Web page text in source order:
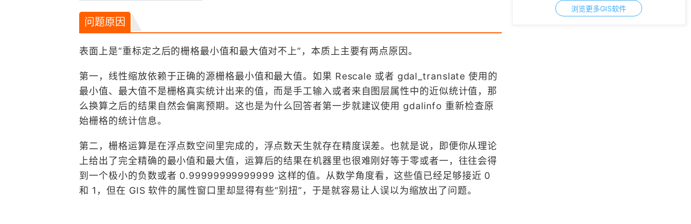
问题原因
表面上是“重标定之后的栅格最小值和最大值对不上”，本质上主要有两点原因。
第一，线性缩放依赖于正确的源栅格最小值和最大值。如果 Rescale 或者 gdal_translate 使用的
最小值、最大值不是栅格真实统计出来的值，而是手工输入或者来自图层属性中的近似统计值，那
么换算之后的结果自然会偏离预期。这也是为什么回答者第一步就建议使用 gdalinfo 重新检查原
始栅格的统计信息。
第二，栅格运算是在浮点数空间里完成的，浮点数天生就存在精度误差。也就是说，即便你从理论
上给出了完全精确的最小值和最大值，运算后的结果在机器里也很难刚好等于零或者一，往往会得
到一个极小的负数或者 0.99999999999999 这样的值。从数学角度看，这些值已经足够接近 0
和 1，但在 GIS 软件的属性窗口里却显得有些“别扭”，于是就容易让人误以为缩放出了问题。
浏览更多GIS软件